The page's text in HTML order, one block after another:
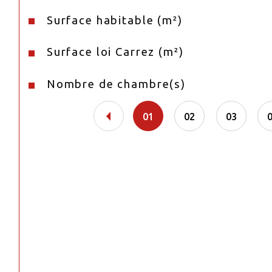
Surface habitable (m²)
Surface loi Carrez (m²)
Nombre de chambre(s)
01 02 03